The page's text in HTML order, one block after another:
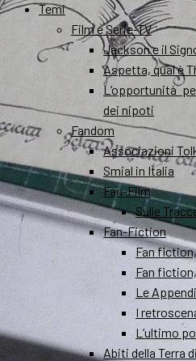
Temi
Film e Serie-TV
Jackson e il
Aspetta, qual è
L’opportunità
dei nipoti
Fandom
Associazioni
Smial in Italia
Fan-Film
Sulle
Fan-Fiction
Fan
Fan
Le
I
L’ultimo
Abiti della Terra